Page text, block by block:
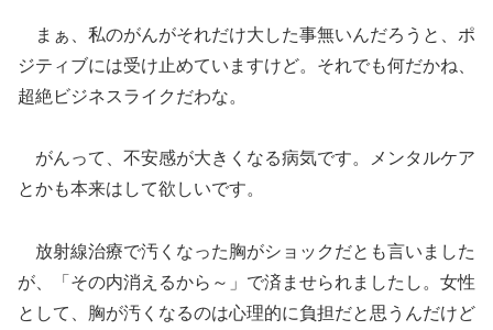
まぁ、私のがんがそれだけ大した事無いんだろうと、ポ
ジティブには受け止めていますけど。それでも何だかね、
超絶ビジネスライクだわな。
がんって、不安感が大きくなる病気です。メンタルケア
とかも本来はして欲しいです。
放射線治療で汚くなった胸がショックだとも言いました
が、「その内消えるから～」で済ませられましたし。女性
として、胸が汚くなるのは心理的に負担だと思うんだけど